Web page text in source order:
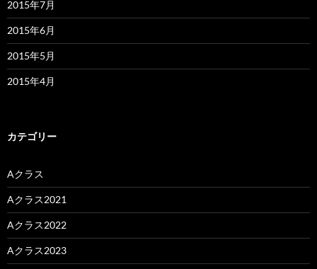
2015年7月
2015年6月
2015年5月
2015年4月
カテゴリー
Aクラス
Aクラス2021
Aクラス2022
Aクラス2023